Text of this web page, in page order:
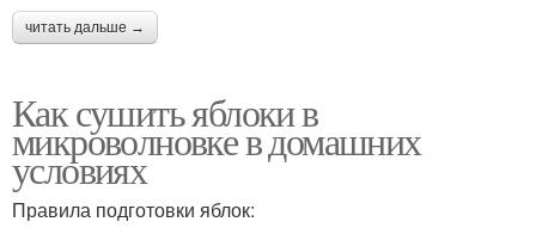
читать дальше →
Как сушить яблоки в
микроволновке в домашних
условиях
Правила подготовки яблок: